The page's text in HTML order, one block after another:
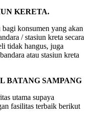
KERETA.
konsumen yang akan
/ stasiun kreta secara
tidak hangus, juga
atau stasiun kreta
BATANG SAMPANG
utama supaya
fasilitas terbaik berikut